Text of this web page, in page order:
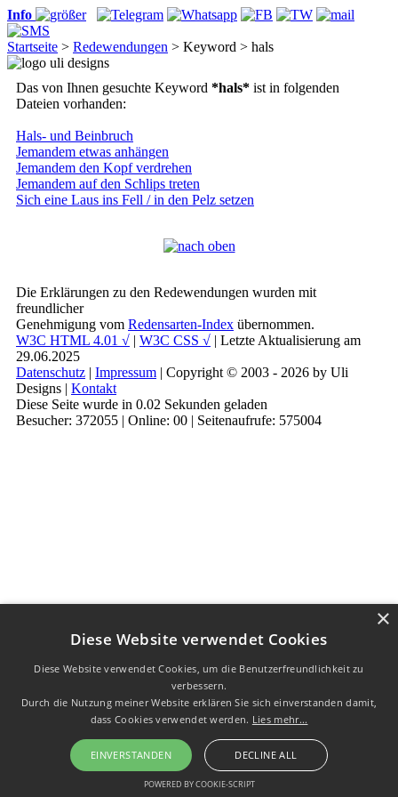
Info
Startseite > Redewendungen > Keyword > hals
Das von Ihnen gesuchte Keyword *hals* ist in folgenden
Dateien vorhanden:
Hals- und Beinbruch
Jemandem etwas anhängen
Jemandem den Kopf verdrehen
Jemandem auf den Schlips treten
Sich eine Laus ins Fell / in den Pelz setzen
Die Erklärungen zu den Redewendungen wurden mit
freundlicher
Genehmigung vom Redensarten-Index übernommen.
W3C HTML 4.01 √ | W3C CSS √ | Letzte Aktualisierung am
29.06.2025
Datenschutz | Impressum | Copyright © 2003 - 2026 by Uli
Designs | Kontakt
Diese Seite wurde in 0.02 Sekunden geladen
Besucher: 372055 | Online: 00 | Seitenaufrufe: 575004
Diese Website verwendet Cookies
Diese Website verwendet Cookies, um die Benutzerfreundlichkeit zu
verbessern.
Durch die Nutzung meiner Website erklären Sie sich einverstanden damit,
dass Cookies verwendet werden. Lies mehr...
EINVERSTANDEN DECLINE ALL
POWERED BY COOKIE-SCRIPT
×